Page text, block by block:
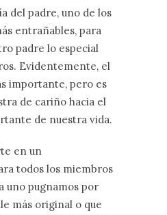
del padre, uno de los
entrañables, para
padre lo especial
Evidentemente, el
importante, pero es
de cariño hacia el
de nuestra vida.
en un
todos los miembros
uno pugnamos por
más original o que